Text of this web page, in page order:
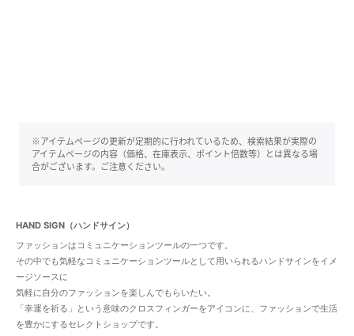
※アイテムページの更新が定期的に行われているため、検索結果が実際の
アイテムページの内容（価格、在庫表示、ポイント倍数等）とは異なる場
合がございます。ご注意ください。
HAND SIGN（ハンドサイン）
ファッションはコミュニケーションツールの一つです。
その中でも気軽なコミュニケーションツールとして用いられるハンドサインをイメ
ージソースに
気軽に自分のファッションを楽しんでもらいたい。
「幸運を祈る」という意味のクロスフィンガーをアイコンに、ファッションで生活
を豊かにするセレクトショップです。